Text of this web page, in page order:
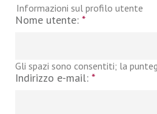
Informazioni sul profilo utente
Nome utente: *
Gli spazi sono consentiti; la
Indirizzo e-mail: *